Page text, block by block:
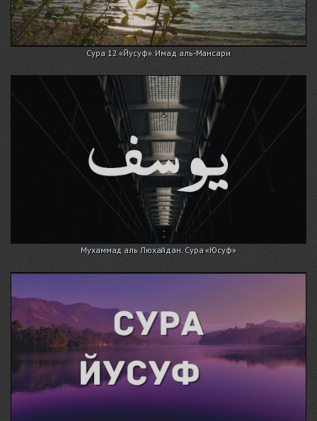
Сура 12 «Йусуф». Имад аль-Мансари
Мухаммад аль Люхайдан. Сура «Юсуф»